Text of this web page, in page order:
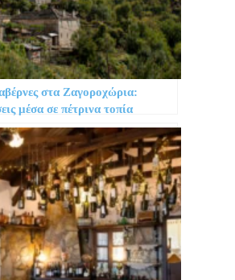
στα Ζαγοροχώρια:
μέσα σε πέτρινα τοπία